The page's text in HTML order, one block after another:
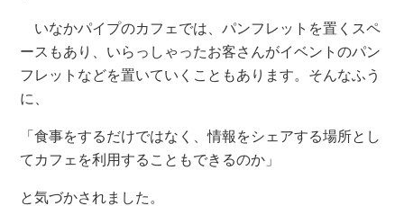
いなかパイプのカフェでは、パンフレットを置くスペ
ースもあり、いらっしゃったお客さんがイベントのパン
フレットなどを置いていくこともあります。そんなふう
に、
「食事をするだけではなく、情報をシェアする場所とし
てカフェを利用することもできるのか」
と気づかされました。